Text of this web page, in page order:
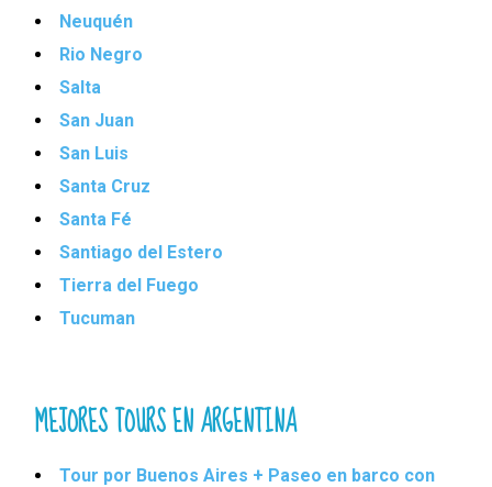
Neuquén
Rio Negro
Salta
San Juan
San Luis
Santa Cruz
Santa Fé
Santiago del Estero
Tierra del Fuego
Tucuman
MEJORES TOURS EN ARGENTINA
Tour por Buenos Aires + Paseo en barco con